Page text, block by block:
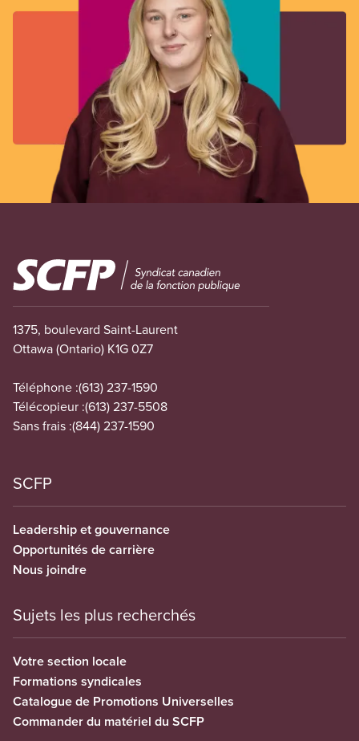
Image
1375, boulevard Saint-Laurent
Ottawa (Ontario) K1G 0Z7
Téléphone :(613) 237-1590
Télécopieur :(613) 237-5508
Sans frais :(844) 237-1590
SCFP
Leadership et gouvernance
Opportunités de carrière
Nous joindre
Sujets les plus recherchés
Votre section locale
Formations syndicales
Catalogue de Promotions Universelles
Commander du matériel du SCFP